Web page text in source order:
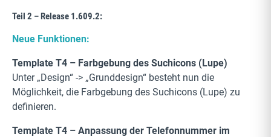
Teil 2 – Release 1.609.2:
Neue Funktionen:
Template T4 – Farbgebung des Suchicons (Lupe)
Unter „Design“ -> „Grunddesign“ besteht nun die
Möglichkeit, die Farbgebung des Suchicons (Lupe) zu
definieren.
Template T4 – Anpassung der Telefonnummer im